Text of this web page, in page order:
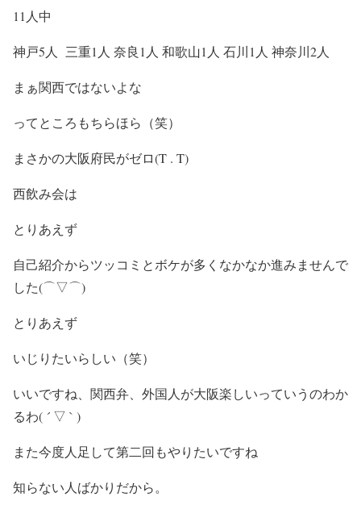
11人中
神戸5人 三重1人 奈良1人 和歌山1人 石川1人 神奈川2人
まぁ関西ではないよな
ってところもちらほら（笑）
まさかの大阪府民がゼロ(T . T)
西飲み会は
とりあえず
自己紹介からツッコミとボケが多くなかなか進みませんで
した(⌒▽⌒)
とりあえず
いじりたいらしい（笑）
いいですね、関西弁、外国人が大阪楽しいっていうのわか
るわ( ´ ▽ ` )
また今度人足して第二回もやりたいですね
知らない人ばかりだから。